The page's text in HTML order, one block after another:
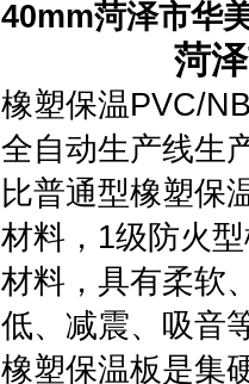
40mm菏泽市华
菏
橡塑保温PVC/
全自动生产线生
比普通型橡塑保
材料，1级防火
材料，具有柔软
低、减震、吸音
橡塑保温板是集